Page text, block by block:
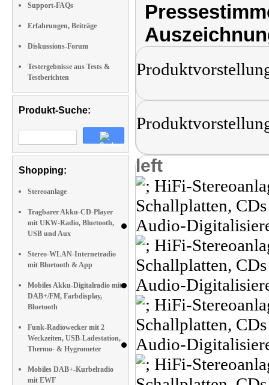
Support-FAQs
Erfahrungen, Beiträge
Diskussions-Forum
Testergebnisse aus Tests &
Testberichten
Produkt-Suche:
Shopping:
Stereoanlage
Tragbarer Akku-CD-Player
mit UKW-Radio, Bluetooth,
USB und Aux
Stereo-WLAN-Internetradio
mit Bluetooth & App
Mobiles Akku-Digitalradio mit
DAB+/FM, Farbdisplay,
Bluetooth
Funk-Radiowecker mit 2
Weckzeiten, USB-Ladestation,
Thermo- & Hygrometer
Mobiles DAB+-Kurbelradio
mit EWF
left